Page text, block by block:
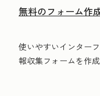
無料のフォーム作
使いやすいインター
報収集フォームを作